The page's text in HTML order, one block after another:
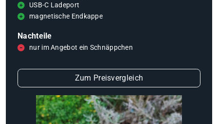
USB-C Ladeport
magnetische Endkappe
Nachteile
nur im Angebot ein Schnäppchen
Zum Preisvergleich